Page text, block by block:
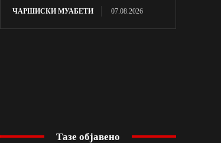
ЧАРШИСКИ МУАБЕТИ 07.08.2026
Тазе објавено